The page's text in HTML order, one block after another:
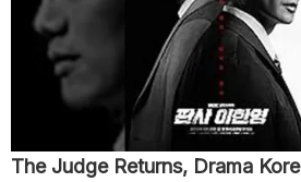
The Judge Returns, Drama